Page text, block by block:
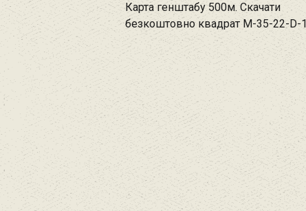
Карта генштабу 500м. Скачати
безкоштовно квадрат M-35-22-D-1